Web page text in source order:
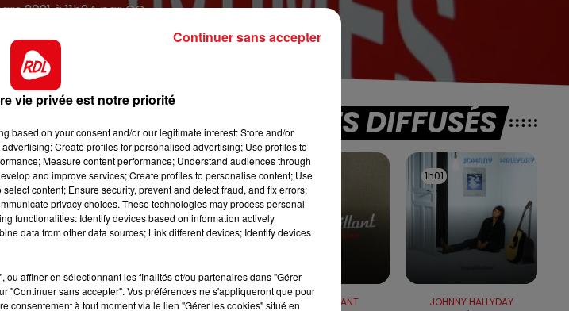
LES APRÈS-MIDI QUI CHANTENT
2021 à 11h24 par CC
à Steenwerck. 3 personnes ont
chacun des conducteurs.
TITRES DIFFUSÉS
1h05
1h05
DANY BRILLANT
1h01
1h01
JOHNNY HALLYDAY
vie privée est notre priorité
based on your consent and/or our legitimate interest: Store and/or
Create profiles for personalised advertising; Use profiles to
Measure content performance; Understand audiences through
and improve services; Create profiles to personalise content; Use
content; Ensure security, prevent and detect fraud, and fix errors;
privacy choices. These technologies may process personal
functionalities: Identify devices based on information actively
data from other data sources; Link different devices; Identify devices
ou affiner en sélectionnant les finalités et/ou partenaires dans "Gérer
"Continuer sans accepter". Vos préférences ne s'appliqueront que pour
consentement à tout moment via le lien "Gérer les cookies" situé en
Continuer sans accepter